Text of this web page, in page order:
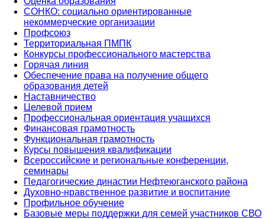
СОНКО: социально ориентированные
некоммерческие организации
Профсоюз
Территориальная ПМПК
Конкурсы профессионального мастерства
Горячая линия
Обеспечение права на получение общего
образования детей
Наставничество
Целевой прием
Профессиональная ориентация учащихся
Финансовая грамотность
Функциональная грамотность
Курсы повышения квалификации
Всероссийские и региональные конференции,
семинары
Педагогические династии Нефтеюганского района
Духовно-нравственное развитие и воспитание
Профильное обучение
Базовые меры поддержки для семей участников СВО